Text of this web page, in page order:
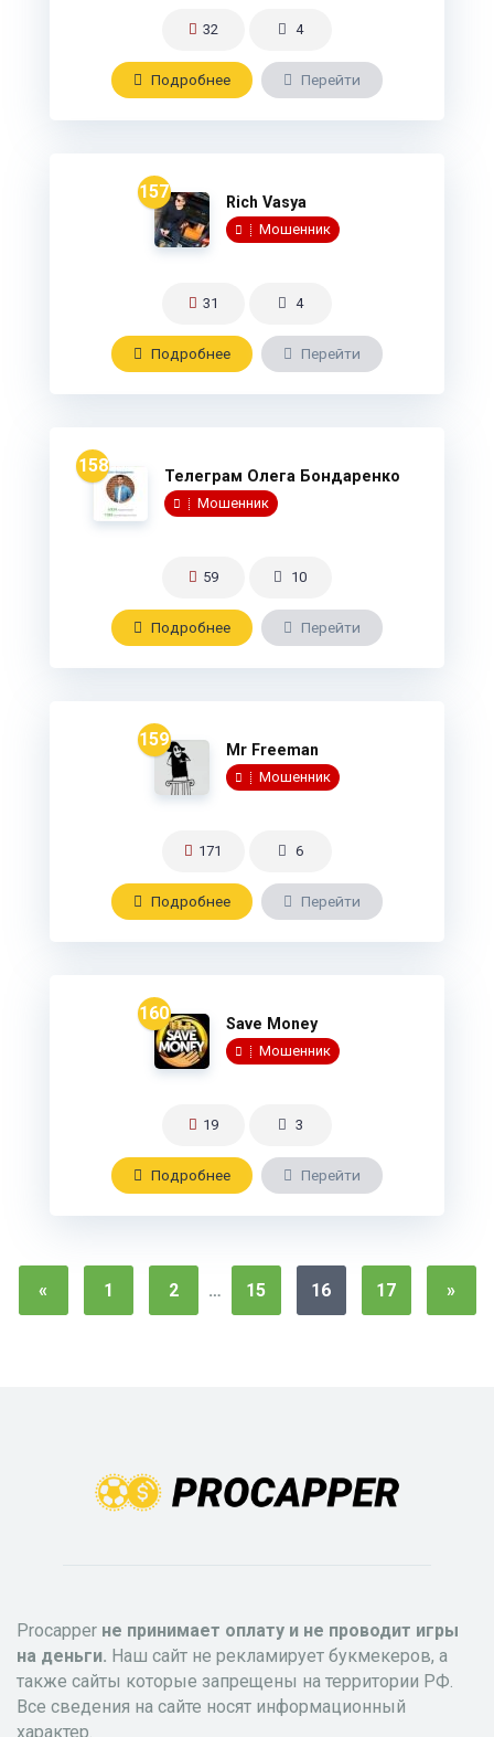
32 4
Подробнee Перейти
157 Rich Vasya
Мошенник
31 4
Подробнee Перейти
158 Телеграм Олега Бондаренко
Мошенник
59 10
Подробнee Перейти
159 Mr Freeman
Мошенник
171 6
Подробнee Перейти
160 Save Money
Мошенник
19 3
Подробнee Перейти
« 1 2 … 15 16 17 »
Procapper не принимает оплату и не проводит игры
на деньги. Наш сайт не рекламирует букмекеров, а
также сайты которые запрещены на территории РФ.
Все сведения на сайте носят информационный
характер.